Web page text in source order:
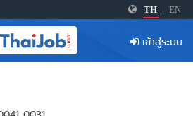
TH EN
เข้าสู่ระบบ